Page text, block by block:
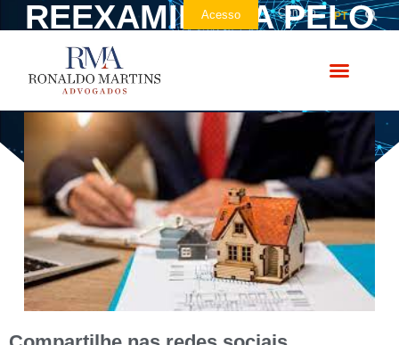
Acesso Contato PT
REEXAMINADA PELO
SUPREMO